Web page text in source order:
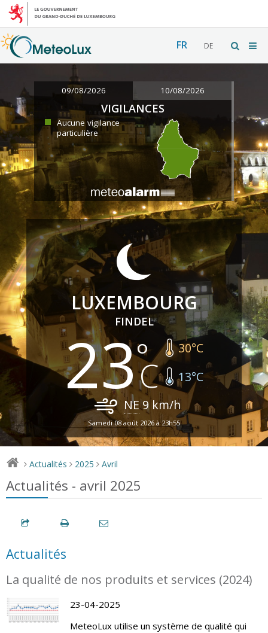
FR DE
09/08/2026 10/08/2026
VIGILANCES
Aucune vigilance
particulière
LUXEMBOURG
FINDEL
23 30°C
13°C
NE9 km/h
Samedi 08 août 2026 à 23h55
> Actualités > 2025 > Avril
Actualités - avril 2025
Actualités
La qualité de nos produits et services (2024)
23-04-2025
MeteoLux utilise un système de qualité qui